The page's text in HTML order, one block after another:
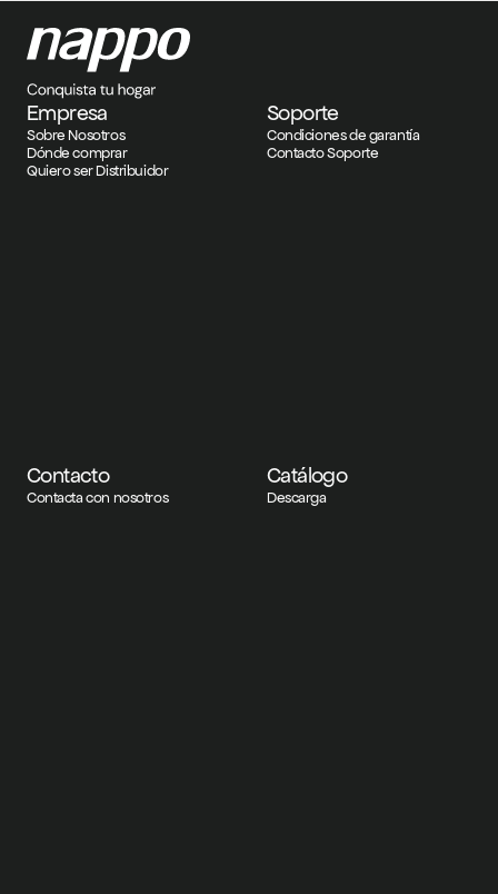
Empresa
Sobre Nosotros
Dónde comprar
Quiero ser Distribuidor
Soporte
Condiciones de garantía
Contacto Soporte
Contacto
Contacta con nosotros
Catálogo
Descarga